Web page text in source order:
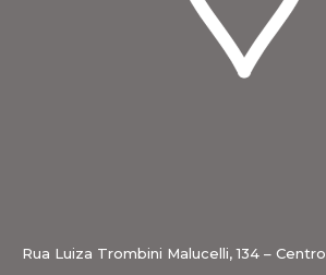
Rua Luiza Trombini Malucelli, 134 – Centro